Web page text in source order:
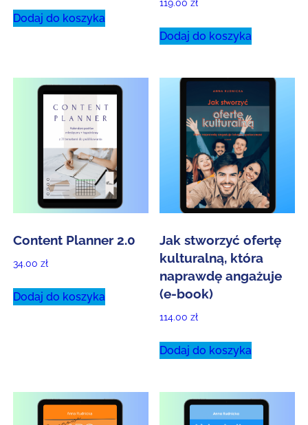
Dodaj do koszyka
119.00zł
Dodaj do koszyka
Content Planner 2.0
34.00 zł
Dodaj do koszyka
Jak stworzyć ofertę
kulturalną, która
naprawdę angażuje
(e-book)
114.00zł
Dodaj do koszyka